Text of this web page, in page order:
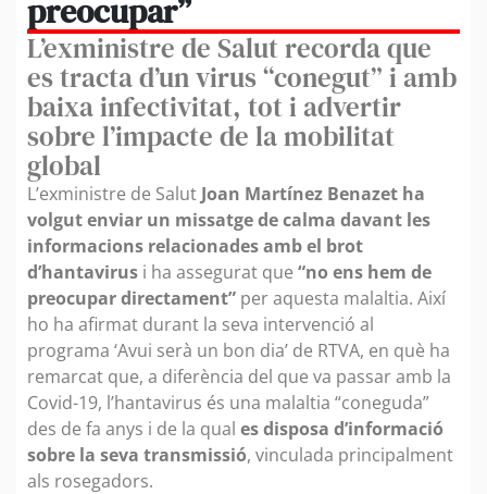
preocupar”
L’exministre de Salut recorda que
es tracta d’un virus “conegut” i amb
baixa infectivitat, tot i advertir
sobre l’impacte de la mobilitat
global
L’exministre de Salut Joan Martínez Benazet ha
volgut enviar un missatge de calma davant les
informacions relacionades amb el brot
d’hantavirus i ha assegurat que “no ens hem de
preocupar directament” per aquesta malaltia. Així
ho ha afirmat durant la seva intervenció al
programa ‘Avui serà un bon dia’ de RTVA, en què ha
remarcat que, a diferència del que va passar amb la
Covid-19, l’hantavirus és una malaltia “coneguda”
des de fa anys i de la qual es disposa d’informació
sobre la seva transmissió, vinculada principalment
als rosegadors.